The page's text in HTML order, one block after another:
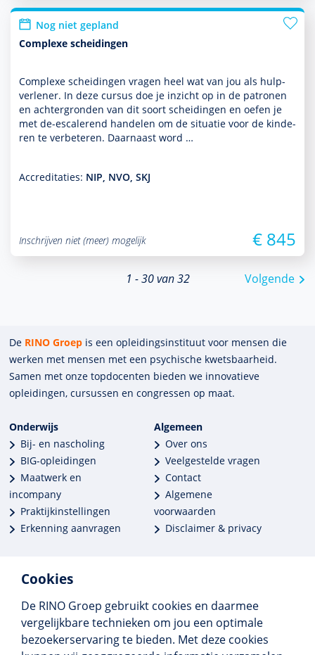
Cookies
De RINO Groep gebruikt cookies en daarmee
vergelijkbare technieken om jou een optimale
bezoekerservaring te bieden. Met deze cookies
Nog niet gepland
Complexe scheidingen
Complexe scheidingen vragen heel wat van jou als hulp­
ver­le­ner. In deze cursus doe je inzicht op in de patronen
en achter­gronden van dit soort scheidingen en oefen je
met de-escalerend han­delen om de situatie voor de kin­de­
ren te verbeteren. Daarnaast word …
Accreditaties: NIP, NVO, SKJ
Inschrijven niet (meer) mogelijk € 845
1 - 30 van 32 Volgende
De RINO Groep is een opleidings­insti­tuut voor mensen die
werken met mensen met een psychische kwets­baar­heid.
Samen met onze top­docenten bieden we innova­tieve
opleidingen, cursussen en congres­sen op maat.
Onderwijs
Bij- en nascholing
BIG-opleidingen
Maatwerk en
incompany
Praktijkinstellingen
Erkenning aanvragen
Algemeen
Over ons
Veelgestelde vragen
Contact
Algemene
voorwaarden
Disclaimer & privacy
Meer dan 250 opleidingen
Alle BIG-opleidingen in huis
Cedeo-erkend en CRKBO-geregistreerd